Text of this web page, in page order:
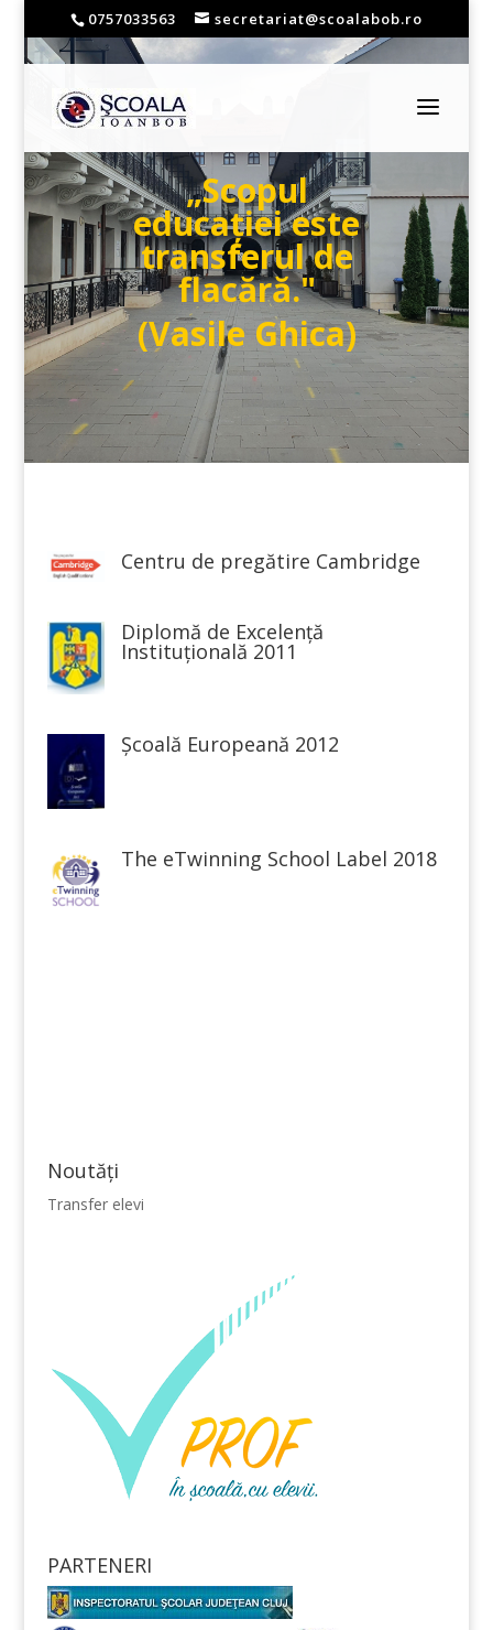
0757033563 secretariat@scoalabob.ro
„Scopul
educației este
transferul de
flacără."
(Vasile Ghica)
Centru de pregătire Cambridge
Diplomă de Excelență
Instituțională 2011
Școală Europeană 2012
The eTwinning School Label 2018
Noutăţi
Transfer elevi
PARTENERI